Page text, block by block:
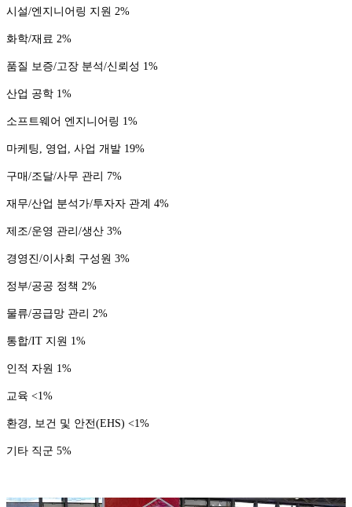
시설/엔지니어링 지원 2%
화학/재료 2%
품질 보증/고장 분석/신뢰성 1%
산업 공학 1%
소프트웨어 엔지니어링 1%
마케팅, 영업, 사업 개발 19%
구매/조달/사무 관리 7%
재무/산업 분석가/투자자 관계 4%
제조/운영 관리/생산 3%
경영진/이사회 구성원 3%
정부/공공 정책 2%
물류/공급망 관리 2%
통합/IT 지원 1%
인적 자원 1%
교육 <1%
환경, 보건 및 안전(EHS) <1%
기타 직군 5%